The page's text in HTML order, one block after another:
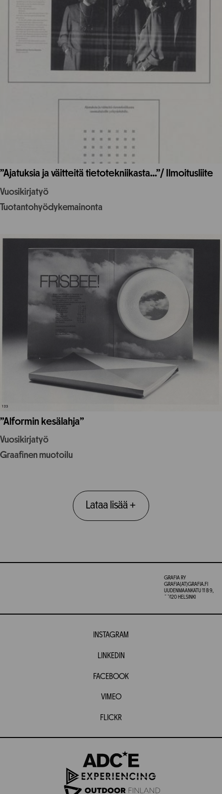
”Ajatuksia ja väitteitä tietotekniikasta…”/ Ilmoitusliite
Vuosikirjatyö
Tuotantohyödykemainonta
”Alformin kesälahja”
Vuosikirjatyö
Graafinen muotoilu
Lataa lisää+
GRAFIA RY
GRAFIA(AT)GRAFIA.FI
UUDENMAANKATU 11 B 9,
00120 HELSINKI
INSTAGRAM
LINKEDIN
FACEBOOK
VIMEO
FLICKR